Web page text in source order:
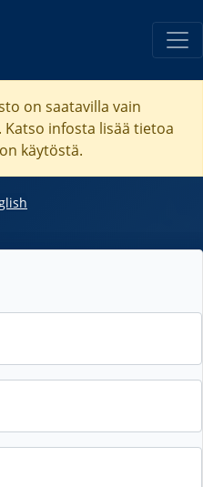
on saatavilla vain
Katso infosta lisää tietoa
käytöstä.